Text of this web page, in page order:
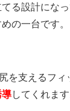
る設計にな
の一台です。
を支えるフィ
導してくれます